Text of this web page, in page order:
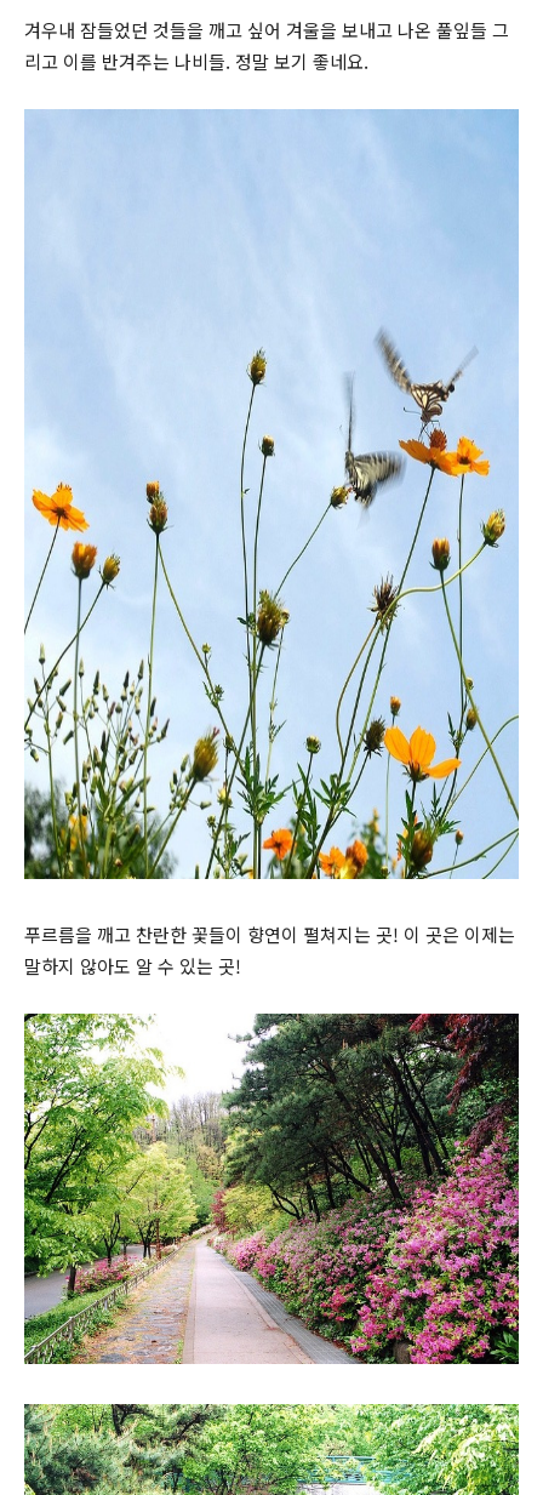
겨우내 잠들었던 것들을 깨고 싶어 겨울을 보내고 나온 풀잎들 그
리고 이를 반겨주는 나비들. 정말 보기 좋네요.
푸르름을 깨고 찬란한 꽃들이 향연이 펼쳐지는 곳! 이 곳은 이제는
말하지 않아도 알 수 있는 곳!